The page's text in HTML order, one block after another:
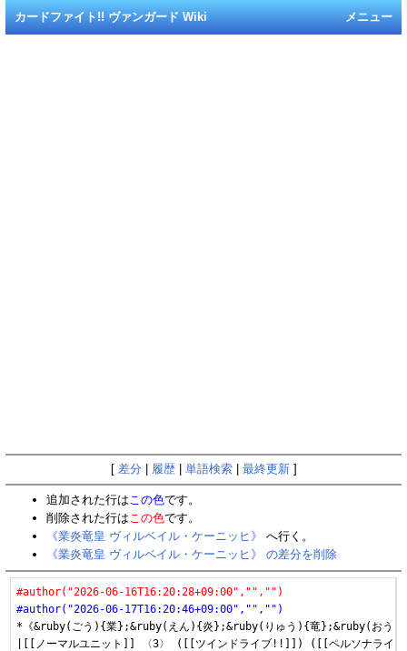
メニュー
カードファイト!! ヴァンガード Wiki
[ 差分 履歴| 単語検索| 最終更新]
追加された行はこの色です。
削除された行はこの色です。
《業炎竜皇 ヴィルベイル・ケーニッヒ》
へ行く。
《業炎竜皇 ヴィルベイル・ケーニッヒ》 の差分を削除
#author("2026-06-16T16:20:28+09:00","","")
#author("2026-06-17T16:20:46+09:00","","")
*《&ruby(ごう){業};&ruby(えん){炎};&ruby(りゅう){竜};&ruby(おう){
|[[ノーマルユニット]] 〈3〉 ([[ツインドライブ!!]]) ([[ペルソナライ